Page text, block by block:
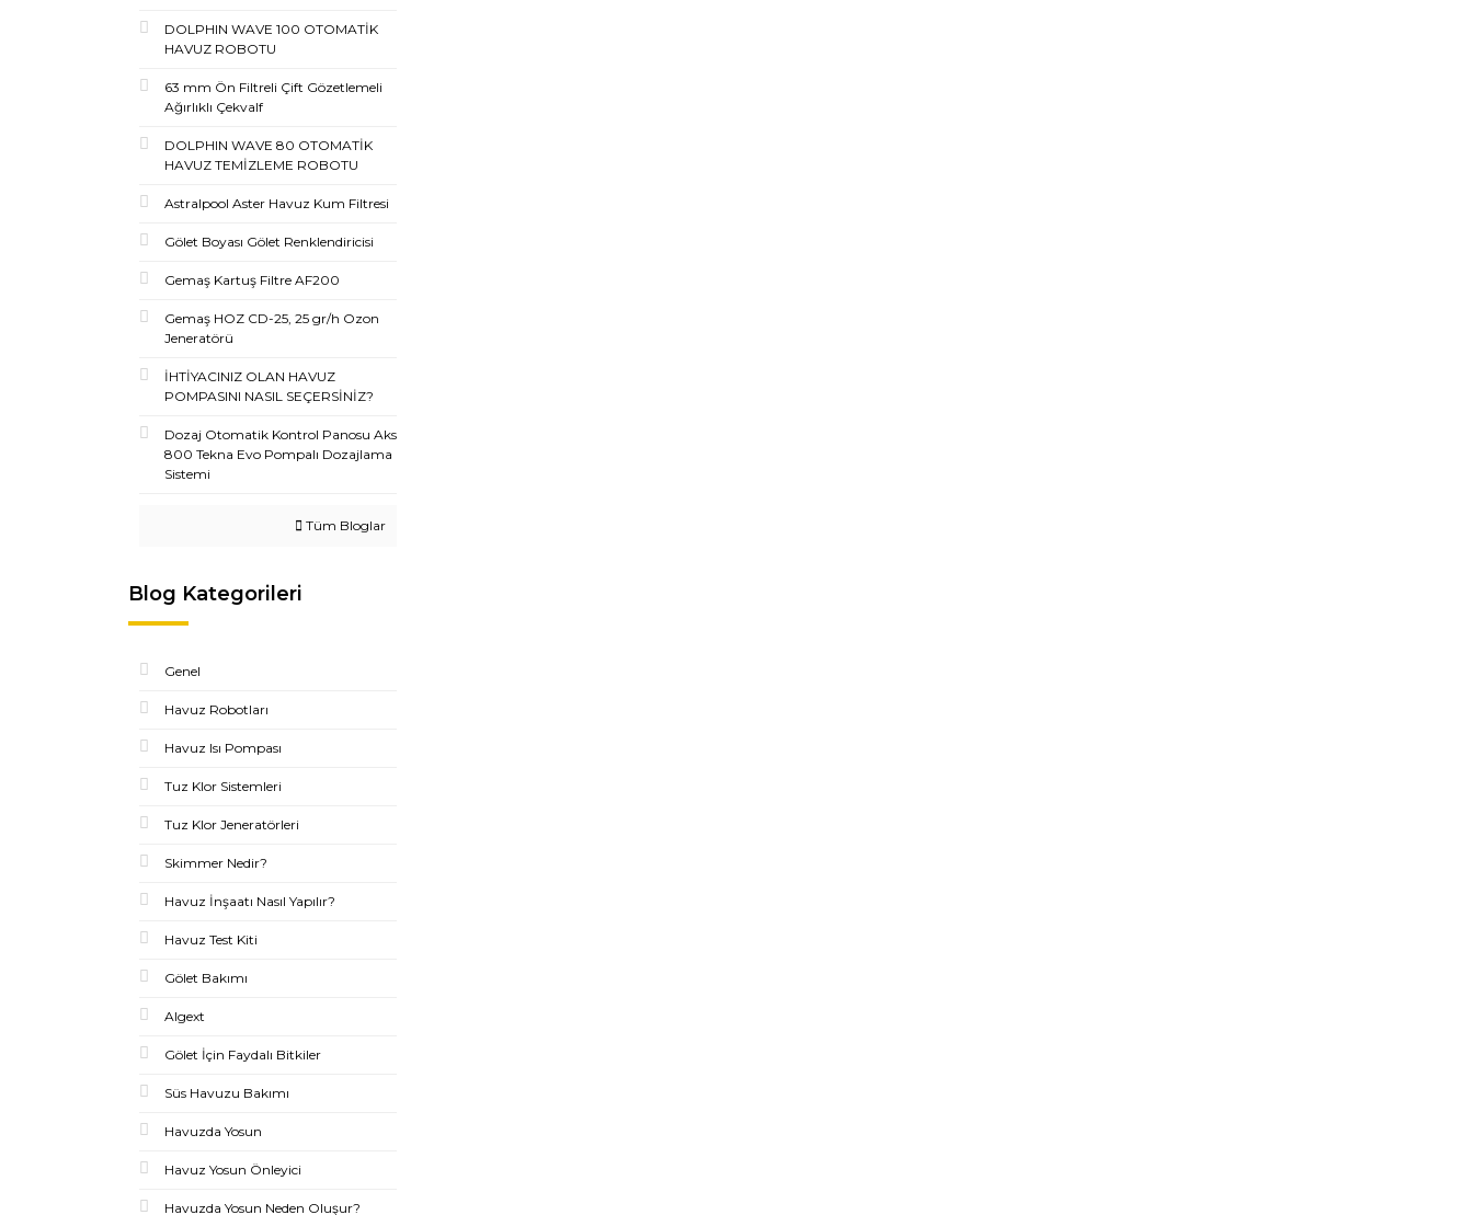
DOLPHIN WAVE 100 OTOMATİK
HAVUZ ROBOTU
63 mm Ön Filtreli Çift Gözetlemeli
Ağırlıklı Çekvalf
DOLPHIN WAVE 80 OTOMATİK
HAVUZ TEMİZLEME ROBOTU
Astralpool Aster Havuz Kum Filtresi
Gölet Boyası Gölet Renklendiricisi
Gemaş Kartuş Filtre AF200
Gemaş HOZ CD-25, 25 gr/h Ozon
Jeneratörü
İHTİYACINIZ OLAN HAVUZ
POMPASINI NASIL SEÇERSİNİZ?
Dozaj Otomatik Kontrol Panosu Aks
800 Tekna Evo Pompalı Dozajlama
Sistemi
Tüm Bloglar
Blog Kategorileri
Genel
Havuz Robotları
Havuz Isı Pompası
Tuz Klor Sistemleri
Tuz Klor Jeneratörleri
Skimmer Nedir?
Havuz İnşaatı Nasıl Yapılır?
Havuz Test Kiti
Gölet Bakımı
Algext
Gölet İçin Faydalı Bitkiler
Süs Havuzu Bakımı
Havuzda Yosun
Havuz Yosun Önleyici
Havuzda Yosun Neden Oluşur?